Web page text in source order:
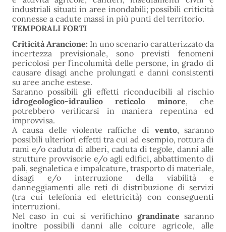
industriali situati in aree inondabili; possibili criticità
connesse a cadute massi in più punti del territorio.
TEMPORALI FORTI
Criticità Arancione: In uno scenario caratterizzato da
incertezza previsionale, sono previsti fenomeni
pericolosi per l’incolumità delle persone, in grado di
causare disagi anche prolungati e danni consistenti
su aree anche estese.
Saranno possibili gli effetti riconducibili al rischio
idrogeologico-idraulico reticolo minore, che
potrebbero verificarsi in maniera repentina ed
improvvisa.
A causa delle violente raffiche di vento, saranno
possibili ulteriori effetti tra cui ad esempio, rottura di
rami e/o caduta di alberi, caduta di tegole, danni alle
strutture provvisorie e/o agli edifici, abbattimento di
pali, segnaletica e impalcature, trasporto di materiale,
disagi e/o interruzione della viabilità e
danneggiamenti alle reti di distribuzione di servizi
(tra cui telefonia ed elettricità) con conseguenti
interruzioni.
Nel caso in cui si verifichino grandinate saranno
inoltre possibili danni alle colture agricole, alle